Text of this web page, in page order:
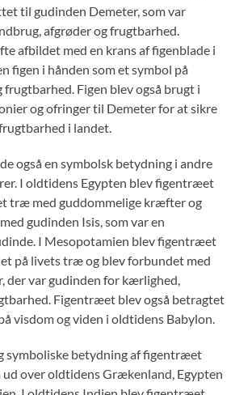
til gudinden Demeter, som var
afgrøder og frugtbarhed.
afbildet med en krans af figenblade i
figen i hånden som et symbol på
frugtbarhed. Figen blev også brugt i
og ofringer til Demeter for at sikre
i landet.
også en symbolsk betydning i andre
I oldtidens Egypten blev figentræet
træ med guddommelige kræfter og
gudinden Isis, som var en
I Mesopotamien blev figentræet
på livets træ og blev forbundet med
der var gudinden for kærlighed,
Figentræet blev også betragtet
visdom og viden i oldtidens Babylon.
symboliske betydning af figentræet
ud over oldtidens Grækenland, Egypten